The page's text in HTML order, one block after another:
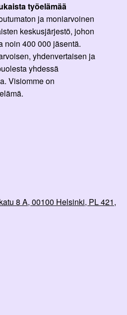
työelämää
ja moniarvoinen
keskusjärjestö, johon
noin 400 000 jäsentä.
yhdenvertaisen ja
yhdessä
Visiomme on
8 A, 00100 Helsinki, PL 421,